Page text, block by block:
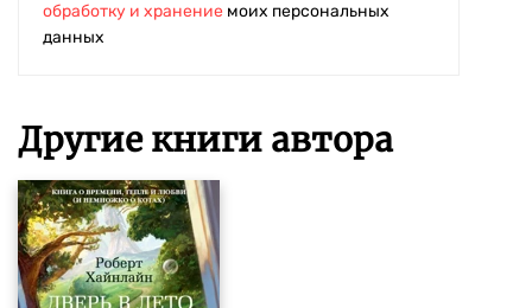
обработку и хранение моих персональных
данных
Другие книги автора